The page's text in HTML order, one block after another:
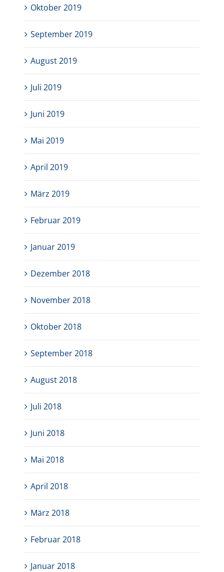
Oktober 2019
September 2019
August 2019
Juli 2019
Juni 2019
Mai 2019
April 2019
März 2019
Februar 2019
Januar 2019
Dezember 2018
November 2018
Oktober 2018
September 2018
August 2018
Juli 2018
Juni 2018
Mai 2018
April 2018
März 2018
Februar 2018
Januar 2018